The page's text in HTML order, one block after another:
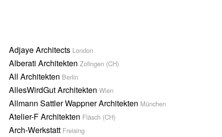
Adjaye Architects London
Alberati Architekten Zofingen (CH)
All Architekten Berlin
AllesWirdGut Architekten Wien
Allmann Sattler Wappner Architekten München
Atelier-F Architekten Fläsch (CH)
Arch-Werkstatt Freising